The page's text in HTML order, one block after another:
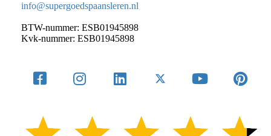
info@supergoedspaansleren.nl
BTW-nummer: ESB01945898
Kvk-nummer: ESB01945898